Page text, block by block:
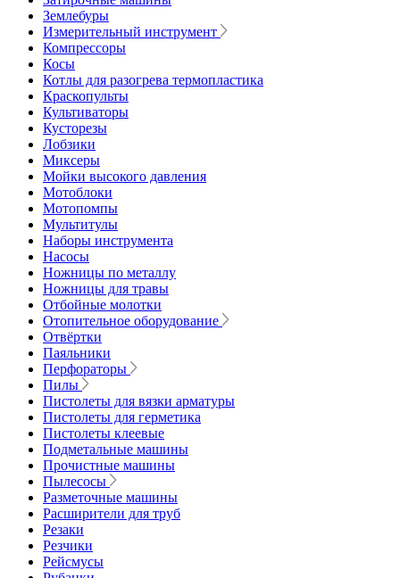
Землебуры
Измерительный инструмент
Компрессоры
Косы
Котлы для разогрева термопластика
Краскопульты
Культиваторы
Кусторезы
Лобзики
Миксеры
Мойки высокого давления
Мотоблоки
Мотопомпы
Мультитулы
Наборы инструмента
Насосы
Ножницы по металлу
Ножницы для травы
Отбойные молотки
Отопительное оборудование
Отвёртки
Паяльники
Перфораторы
Пилы
Пистолеты для вязки арматуры
Пистолеты для герметика
Пистолеты клеевые
Подметальные машины
Прочистные машины
Пылесосы
Разметочные машины
Расширители для труб
Резаки
Резчики
Рейсмусы